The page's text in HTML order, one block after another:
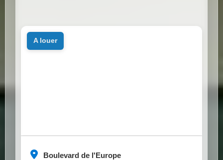
Boulevard de l'Europe
a louer